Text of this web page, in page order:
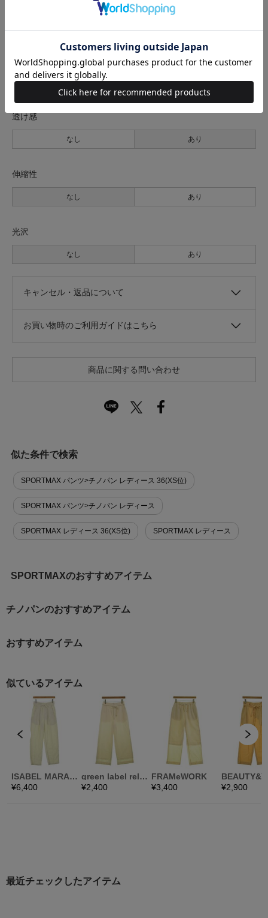
裏地
なし あり
透け感
なし あり
伸縮性
なし あり
光沢
なし あり
キャンセル・返品について
お買い物時のご利用ガイドはこちら
商品に関する問い合わせ
似た条件で検索
SPORTMAX パンツ>チノパン レディース 36(XS位)
SPORTMAX パンツ>チノパン レディース
SPORTMAX レディース 36(XS位) SPORTMAX レディース
SPORTMAXのおすすめアイテム
チノパンのおすすめアイテム
おすすめアイテム
最近チェックしたアイテム